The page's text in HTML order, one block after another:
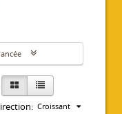
Croissant